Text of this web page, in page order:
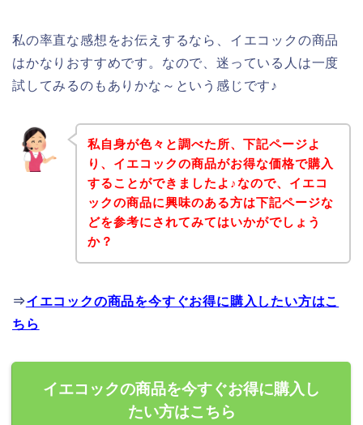
私の率直な感想をお伝えするなら、イエコックの商品
はかなりおすすめです。なので、迷っている人は一度
試してみるのもありかな～という感じです♪
私自身が色々と調べた所、下記ページよ
り、イエコックの商品がお得な価格で購入
することができましたよ♪なので、イエコ
ックの商品に興味のある方は下記ページな
どを参考にされてみてはいかがでしょう
か？
⇒イエコックの商品を今すぐお得に購入したい方はこ
ちら
イエコックの商品を今すぐお得に購入し
たい方はこちら